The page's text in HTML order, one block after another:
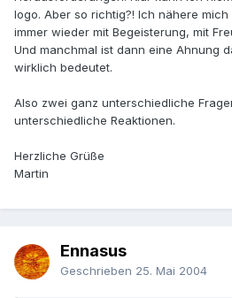
logo. Aber so richtig?! Ich nähere
immer wieder mit Begeisterung, mit
Und manchmal ist dann eine Ahnung
wirklich bedeutet.
Also zwei ganz unterschiedliche
unterschiedliche Reaktionen.
Herzliche Grüße
Martin
Ennasus
Geschrieben 25. Mai 2004